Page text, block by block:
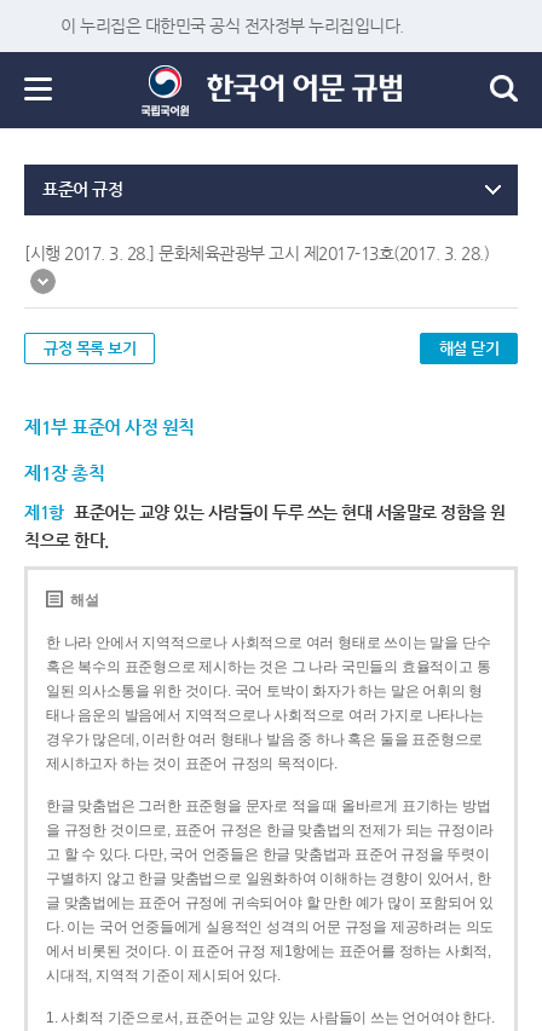
이 누리집은 대한민국 공식 전자정부 누리집입니다.
표준어 규정
[시행 2017. 3. 28.] 문화체육관광부 고시 제2017-13호(2017. 3. 28.)
규정 목록 보기 해설 닫기
제1부 표준어 사정 원칙
제1장 총칙
제1항 표준어는 교양 있는 사람들이 두루 쓰는 현대 서울말로 정함을 원
칙으로 한다.
해설
한 나라 안에서 지역적으로나 사회적으로 여러 형태로 쓰이는 말을 단수
혹은 복수의 표준형으로 제시하는 것은 그 나라 국민들의 효율적이고 통
일된 의사소통을 위한 것이다. 국어 토박이 화자가 하는 말은 어휘의 형
태나 음운의 발음에서 지역적으로나 사회적으로 여러 가지로 나타나는
경우가 많은데, 이러한 여러 형태나 발음 중 하나 혹은 둘을 표준형으로
제시하고자 하는 것이 표준어 규정의 목적이다.
한글 맞춤법은 그러한 표준형을 문자로 적을 때 올바르게 표기하는 방법
을 규정한 것이므로, 표준어 규정은 한글 맞춤법의 전제가 되는 규정이라
고 할 수 있다. 다만, 국어 언중들은 한글 맞춤법과 표준어 규정을 뚜렷이
구별하지 않고 한글 맞춤법으로 일원화하여 이해하는 경향이 있어서, 한
글 맞춤법에는 표준어 규정에 귀속되어야 할 만한 예가 많이 포함되어 있
다. 이는 국어 언중들에게 실용적인 성격의 어문 규정을 제공하려는 의도
에서 비롯된 것이다. 이 표준어 규정 제1항에는 표준어를 정하는 사회적,
시대적, 지역적 기준이 제시되어 있다.
1. 사회적 기준으로서, 표준어는 교양 있는 사람들이 쓰는 언어여야 한다.